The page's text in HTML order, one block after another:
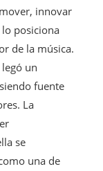
innovar
posiciona
de la música.
un
fuente
La
se
una de